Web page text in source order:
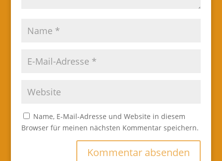
Name, E-Mail-Adresse und Website in diesem
Browser für meinen nächsten Kommentar speichern.